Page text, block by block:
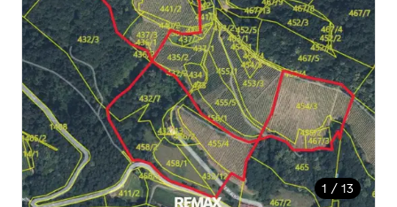
1 / 13